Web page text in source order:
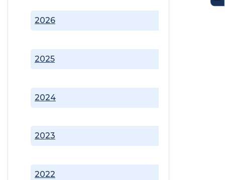
2022
2023
2024
2025
2026